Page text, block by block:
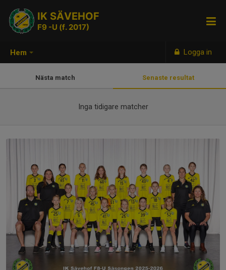
Hem Logga in
IK SÄVEHOF
F9 -U (f. 2017)
Nästa match Senaste resultat
Inga tidigare matcher